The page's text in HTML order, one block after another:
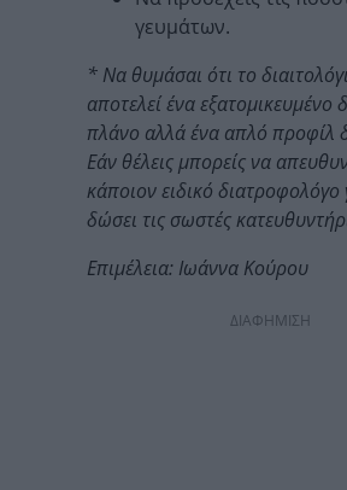
γευμάτων.
* Να θυμάσαι ότι το
αποτελεί ένα εξατομικευμένο
πλάνο αλλά ένα απλό προφίλ
Εάν θέλεις μπορείς να
κάποιον ειδικό διατροφολόγο
δώσει τις σωστές
Επιμέλεια: Ιωάννα Κούρου
ΔΙΑΦΗΜΙΣΗ